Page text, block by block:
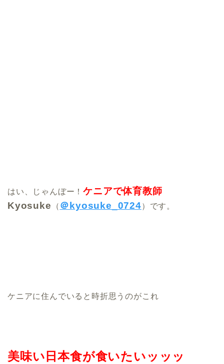
はい、じゃんぼー！ケニアで体育教師
Kyosuke （ ＠kyosuke_0724）です。
ケニアに住んでいると時折思うのがこれ
美味い日本食が食いたいッッッ